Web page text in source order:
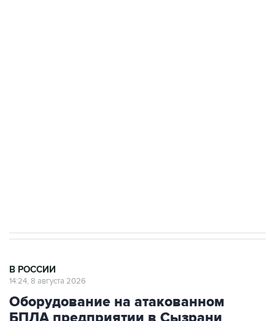
В РОССИИ
14:24, 8 августа 2026
Оборудование на атакованном